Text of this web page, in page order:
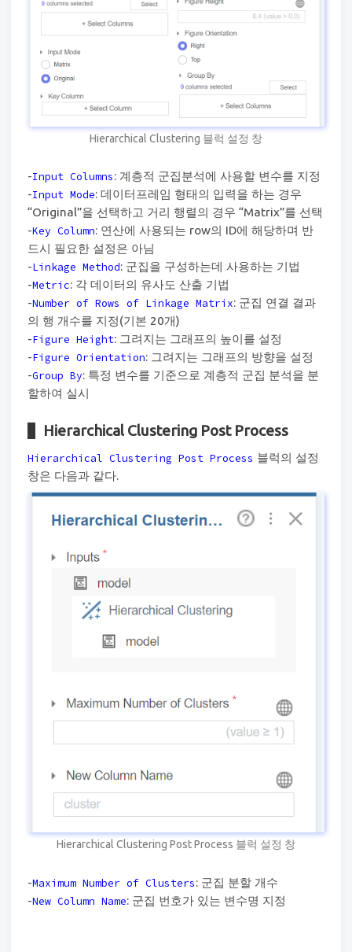
Hierarchical Clustering 블럭 설정 창
-Input Columns: 계층적 군집분석에 사용할 변수를 지정
-Input Mode: 데이터프레임 형태의 입력을 하는 경우
“Original”을 선택하고 거리 행렬의 경우 “Matrix”를 선택
-Key Column: 연산에 사용되는 row의 ID에 해당하며 반
드시 필요한 설정은 아님
-Linkage Method: 군집을 구성하는데 사용하는 기법
-Metric: 각 데이터의 유사도 산출 기법
-Number of Rows of Linkage Matrix: 군집 연결 결과
의 행 개수를 지정(기본 20개)
-Figure Height: 그려지는 그래프의 높이를 설정
-Figure Orientation: 그려지는 그래프의 방향을 설정
-Group By: 특정 변수를 기준으로 계층적 군집 분석을 분
할하여 실시
Hierarchical Clustering Post Process
Hierarchical Clustering Post Process 블럭의 설정
창은 다음과 같다.
Hierarchical Clustering Post Process 블럭 설정 창
-Maximum Number of Clusters: 군집 분할 개수
-New Column Name: 군집 번호가 있는 변수명 지정